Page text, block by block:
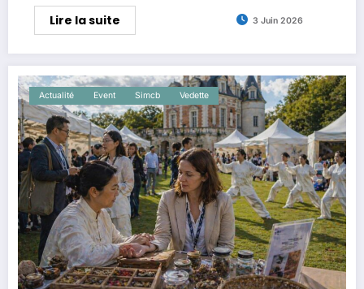
Lire la suite 3 Juin 2026
Actualité Event Simcb Vedette